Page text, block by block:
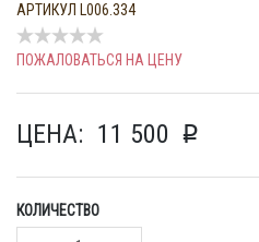
АРТИКУЛ L006.334
ПОЖАЛОВАТЬСЯ НА ЦЕНУ
ЦЕНА: 11 500 p
КОЛИЧЕСТВО